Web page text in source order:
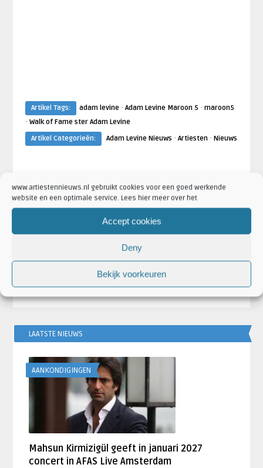
www.artiestennieuws.nl gebruikt cookies voor een goed werkende
website en een optimale service. Lees hier meer over het
Accept cookies
Deny
Bekijk voorkeuren
Artikel Tags: adam levine· Adam Levine Maroon 5 · maroon5
· Walk of Fame ster Adam Levine
Artikel Categorieën:
Adam Levine Nieuws · Artiesten· Nieuws
AANKONDIGINGEN
‘What Lovers Do̵ ...
ADAM LEVINE
LAATSTE NIEUWS
AANKONDIGINGEN
Mahsun Kirmizigül geeft in januari 2027
concert in AFAS Live Amsterdam